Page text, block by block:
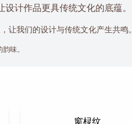
计作品更具传统文化的底蕴。
让我们的设计与传统文化产生共鸣。
味。
窗棂纹